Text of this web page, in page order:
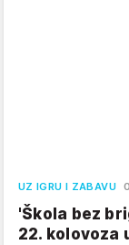
UZ IGRU I ZABAVU
'Škola bez
22. kolovoza